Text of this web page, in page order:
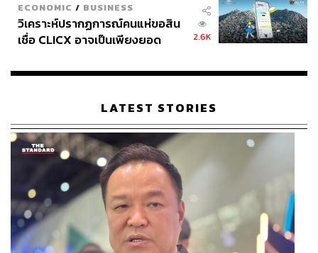
ECONOMIC / BUSINESS
วิเคราะห์ปรากฏการณ์คนแห่ขอสิน
เชื่อ CLICX อาจเป็นเพียงยอด
เรือนไทยที่ถูกซุกไว้
2.6K
LATEST STORIES